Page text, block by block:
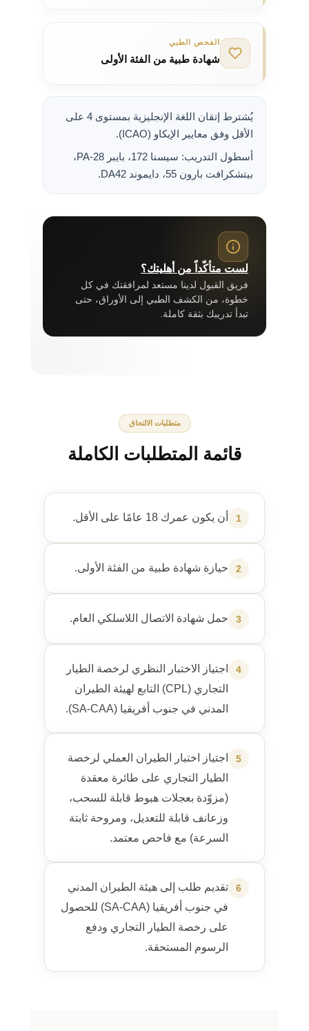
الفحص الطبي
شهادة طبية من الفئة الأولى
يُشترط إتقان اللغة الإنجليزية بمستوى 4 على
الأقل وفق معايير الإيكاو (ICAO).
أسطول التدريب: سيسنا 172، بايبر PA-28،
بيتشكرافت بارون 55، دايموند DA42.
لست متأكّداً من أهليتك؟
فريق القبول لدينا مستعد لمرافقتك في كل
خطوة، من الكشف الطبي إلى الأوراق، حتى
تبدأ تدريبك بثقة كاملة.
متطلبات الالتحاق
قائمة المتطلبات الكاملة
1 أن يكون عمرك 18 عامًا على الأقل.
2 حيازة شهادة طبية من الفئة الأولى.
3 حمل شهادة الاتصال اللاسلكي العام.
4
اجتياز الاختبار النظري لرخصة الطيار
التجاري (CPL) التابع لهيئة الطيران
المدني في جنوب أفريقيا (SA-CAA).
5
اجتياز اختبار الطيران العملي لرخصة
الطيار التجاري على طائرة معقدة
(مزوّدة بعجلات هبوط قابلة للسحب،
وزعانف قابلة للتعديل، ومروحة ثابتة
السرعة) مع فاحص معتمد.
6
تقديم طلب إلى هيئة الطيران المدني
في جنوب أفريقيا (SA-CAA) للحصول
على رخصة الطيار التجاري ودفع
الرسوم المستحقة.